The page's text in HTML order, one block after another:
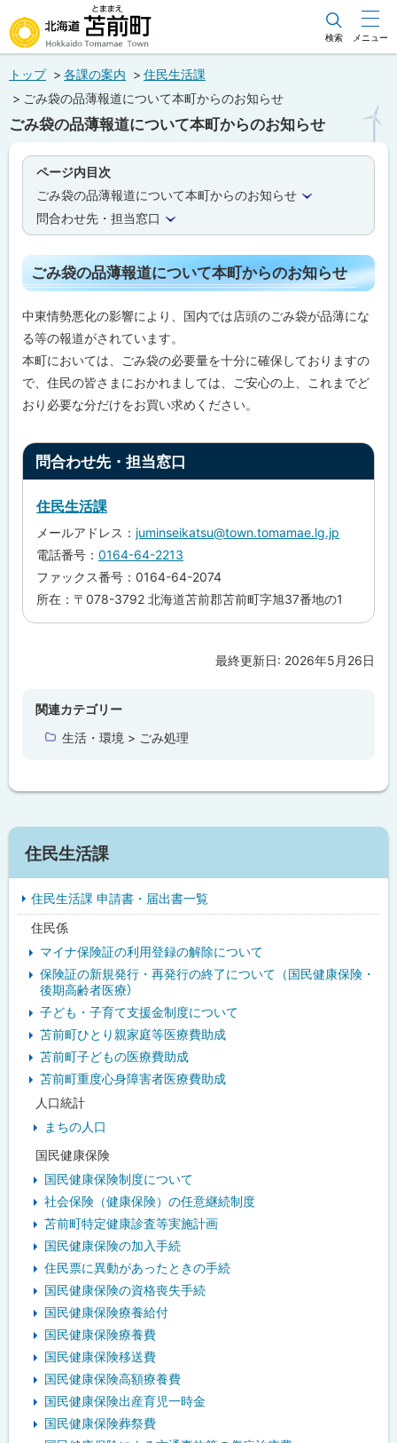
文
メ
ュ
北海道苫前町
Hokkaido Tomamae Town
検索 メニュー
トップ 各課の案内
住民生活課
ごみ袋の品薄報道について本町からのお知らせ
ごみ袋の品薄報道について本町からのお知らせ
ページ内目次
ごみ袋の品薄報道について本町からのお知らせ
問合わせ先・担当窓口
ごみ袋の品薄報道について本町からのお知らせ
中東情勢悪化の影響により、国内では店頭のごみ袋が品薄にな
る等の報道がされています。
本町においては、ごみ袋の必要量を十分に確保しておりますの
で、住民の皆さまにおかれましては、ご安心の上、これまでど
おり必要な分だけをお買い求めください。
ト
問合わせ先・担当窓口
住民生活課
メールアドレス： juminseikatsu@town.tomamae.lg.jp
電話番号： 0164-64-2213
ファックス番号：0164-64-2074
所在：〒078-3792 北海道苫前郡苫前町字旭37番地の1
最終更新日: 2026年5月26日
関連カテゴリー
生活・環境 > ごみ処理
サ
イ
ド
住民生活課
住民生活課 申請書・届出書一覧
住民係
マイナ保険証の利用登録の解除について
保険証の新規発行・再発行の終了について（国民健康保険・
後期高齢者医療）
子ども・子育て支援金制度について
苫前町ひとり親家庭等医療費助成
苫前町子どもの医療費助成
苫前町重度心身障害者医療費助成
人口統計
まちの人口
国民健康保険
国民健康保険制度について
社会保険（健康保険）の任意継続制度
苫前町特定健康診査等実施計画
国民健康保険の加入手続
住民票に異動があったときの手続
国民健康保険の資格喪失手続
国民健康保険療養給付
国民健康保険療養費
国民健康保険移送費
国民健康保険高額療養費
国民健康保険出産育児一時金
国民健康保険葬祭費